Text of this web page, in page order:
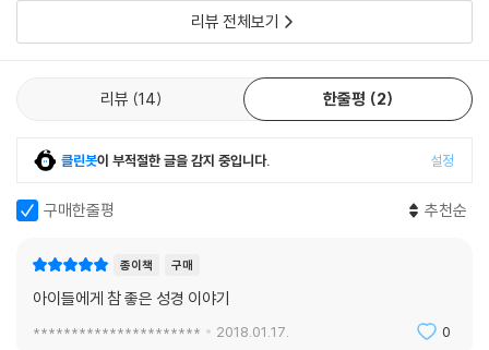
urg Story Bible』이라는 제목으로 펴냈다. 『어린이 성경』은 오스트리아
청소년 도서상을 수상했다.
리뷰 전체보기
리뷰 14 한줄평 2
클린봇이 부적절한 글을 감지 중입니다. 설정
구매한줄평 추천순
종이책 구매
아이들에게 참 좋은 성경 이야기
********************** 2018.01.17. 0